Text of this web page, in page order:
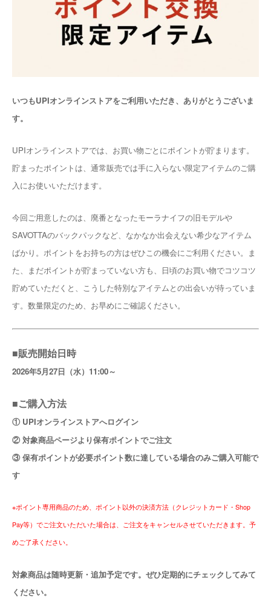
いつもUPIオンラインストアをご利用いただき、ありがとうございま
す。
UPIオンラインストアでは、お買い物ごとにポイントが貯まります。
貯まったポイントは、通常販売では手に入らない限定アイテムのご購
入にお使いいただけます。
今回ご用意したのは、廃番となったモーラナイフの旧モデルや
SAVOTTAのバックパックなど、なかなか出会えない希少なアイテム
ばかり。ポイントをお持ちの方はぜひこの機会にご利用ください。ま
た、まだポイントが貯まっていない方も、日頃のお買い物でコツコツ
貯めていただくと、こうした特別なアイテムとの出会いが待っていま
す。数量限定のため、お早めにご確認ください。
■販売開始日時
2026年5月27日（水）11:00～
■ご購入方法
① UPIオンラインストアへログイン
② 対象商品ページより保有ポイントでご注文
③ 保有ポイントが必要ポイント数に達している場合のみご購入可能で
す
※ポイント専用商品のため、ポイント以外の決済方法（クレジットカード・Shop
Pay等）でご注文いただいた場合は、ご注文をキャンセルさせていただきます。予
めご了承ください。
対象商品は随時更新・追加予定です。ぜひ定期的にチェックしてみて
ください。